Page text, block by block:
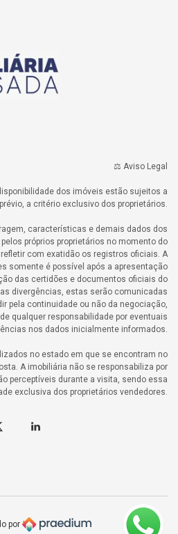
⚖️ Aviso Legal
dos imóveis estão sujeitos a
a critério exclusivo dos proprietários.
características e demais dados dos
próprios proprietários no momento do
com exatidão os registros oficiais. A
somente é possível após a apresentação
das certidões e documentos oficiais do
divergências, estas serão comunicadas
pela continuidade ou não da negociação,
qualquer responsabilidade por eventuais
nos dados inicialmente informados.
no estado em que se encontram no
A imobiliária não se responsabiliza por
perceptíveis durante a visita, sendo essa
exclusiva dos proprietários vendedores.
Linkedin
por